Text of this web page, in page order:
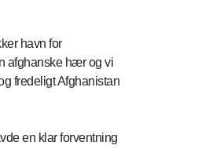
havn for
afghanske hær og vi
fredeligt Afghanistan
en klar forventning